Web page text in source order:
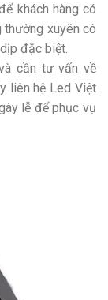
khách hàng có
thường xuyên có
đặc biệt.
cần tư vấn về
liên hệ Led Việt
lễ để phục vụ